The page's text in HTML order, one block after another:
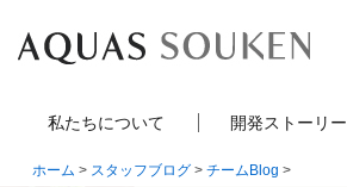
私たちについて 開発ストーリー
ホーム > スタッフブログ > チームBlog >